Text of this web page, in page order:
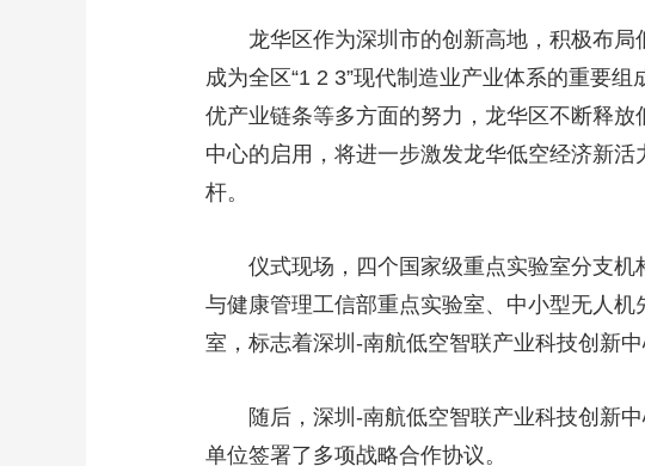
龙华区作为深圳市的创新高地，积极布
成为全区“1 2 3”现代制造业产业体系的重要
优产业链条等多方面的努力，龙华区不断释
中心的启用，将进一步激发龙华低空经济新
杆。
仪式现场，四个国家级重点实验室分支
与健康管理工信部重点实验室、中小型无人
室，标志着深圳-南航低空智联产业科技创新
随后，深圳-南航低空智联产业科技创新
单位签署了多项战略合作协议。